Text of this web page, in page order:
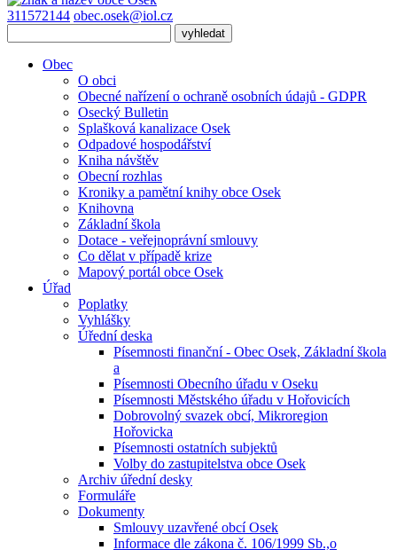
311572144 obec.osek@iol.cz
Obec
O obci
Obecné nařízení o ochraně osobních údajů - GDPR
Osecký Bulletin
Splašková kanalizace Osek
Odpadové hospodářství
Kniha návštěv
Obecní rozhlas
Kroniky a pamětní knihy obce Osek
Knihovna
Základní škola
Dotace - veřejnoprávní smlouvy
Co dělat v případě krize
Mapový portál obce Osek
Úřad
Poplatky
Vyhlášky
Úřední deska
Písemnosti finanční - Obec Osek, Základní škola
a
Písemnosti Obecního úřadu v Oseku
Písemnosti Městského úřadu v Hořovicích
Dobrovolný svazek obcí, Mikroregion
Hořovicka
Písemnosti ostatních subjektů
Volby do zastupitelstva obce Osek
Archiv úřední desky
Formuláře
Dokumenty
Smlouvy uzavřené obcí Osek
Informace dle zákona č. 106/1999 Sb.,o